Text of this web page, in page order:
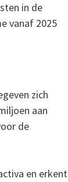
in de
vanaf 2025
zich
aan
de
en erkent